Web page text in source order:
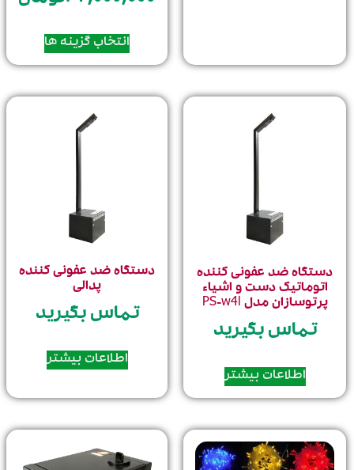
انتخاب گزینه ها
دستگاه ضد عفونی کننده
اتوماتیک دست و اشیاء
پرتوسازان مدل PS-w4l
تماس بگیرید
اطلاعات بیشتر
دستگاه ضد عفونی کننده
پدالی
تماس بگیرید
اطلاعات بیشتر